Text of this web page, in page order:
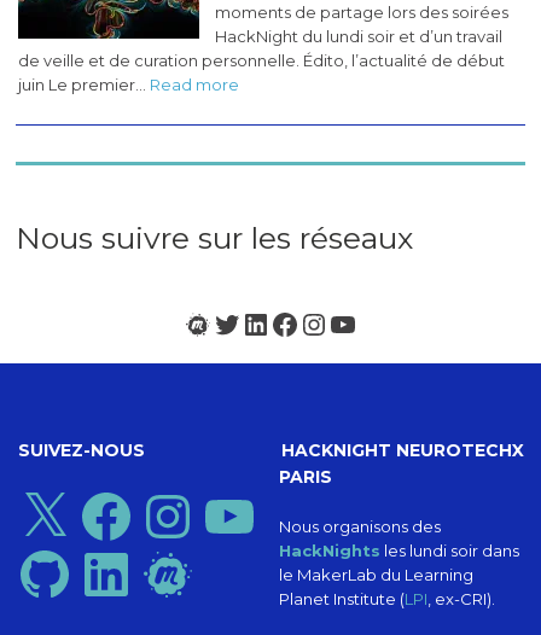
moments de partage lors des soirées
HackNight du lundi soir et d’un travail
de veille et de curation personnelle. Édito, l’actualité de début
juin Le premier… Read more
pérégrinations
(juin
2023)
Nous suivre sur les réseaux
Meetup
Twitter
LinkedIn
Facebook
Instagram
YouTube
SUIVEZ-NOUS
X FacebookInstagram
GitHub LinkedIn Meetup
HACKNIGHT NEUROTECHX
PARIS
Nous organisons des
HackNights les lundi soir dans
le MakerLab du Learning
Planet Institute (LPI , ex-CRI).